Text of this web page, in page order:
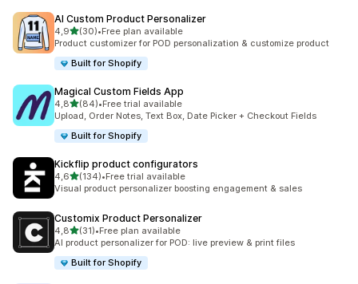
AI Custom Product Personalizer
4,9av 5 stjerner
(30)
Totalt 30 omtaler
•Free plan available
Product customizer for POD personalization & customize product
Built for Shopify
Magical Custom Fields App
4,8av 5 stjerner
(84)
Totalt 84 omtaler
•Free trial available
Upload, Order Notes, Text Box, Date Picker + Checkout Fields
Built for Shopify
Kickflip product configurators
4,6av 5 stjerner
(134)
Totalt 134 omtaler
•Free trial available
Visual product personalizer boosting engagement & sales
Customix Product Personalizer
4,8av 5 stjerner
(31)
Totalt 31 omtaler
•Free plan available
AI product personalizer for POD: live preview & print files
Built for Shopify